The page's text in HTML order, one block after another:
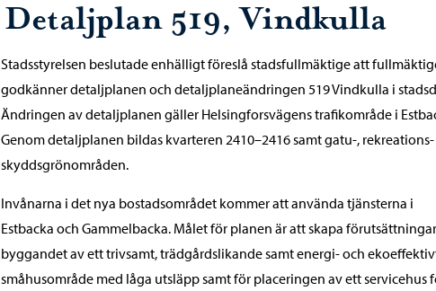
Detaljplan 519, Vindkulla
Stadsstyrelsen beslutade enhälligt föreslå stadsfullmäktige att
godkänner detaljplanen och detaljplaneändringen 519 Vindkulla i
Ändringen av detaljplanen gäller Helsingforsvägens trafikområde i
Genom detaljplanen bildas kvarteren 2410–2416 samt gatu-,
skyddsgrönområden.
Invånarna i det nya bostadsområdet kommer att använda tjänsterna i
Estbacka och Gammelbacka. Målet för planen är att skapa
byggandet av ett trivsamt, trädgårdslikande samt energi- och
småhusområde med låga utsläpp samt för placeringen av ett servicehus